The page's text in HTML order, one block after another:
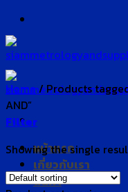
Skip
to
content
หน้าแรก
เกี่ยวกับเรา
สินค้า
Home /Products
AND”
Filter
Showing the single